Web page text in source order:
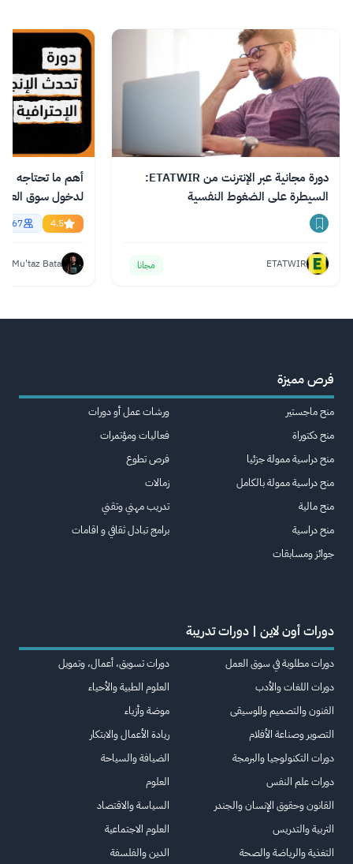
دورة مجانية عبر الإنترنت من ETATWIR:
السيطرة على الضغوط النفسية
ETATWIR مجانا
أهم ما تحتاجه من
English
4.5
Mu'taz Bata
فرص مميزة
منح ماجستير
منح دكتوراة
منح دراسية ممولة جزئيا
منح دراسية ممولة بالكامل
منح مالية
منح دراسية
جوائز ومسابقات
ورشات عمل أو دورات
فعاليات ومؤتمرات
فرص تطوع
زمالات
تدريب مهني وتقني
برامج تبادل ثقافي و اقامات
دورات أون لاين | دورات تدريبة
دورات مطلوبة في سوق العمل
دورات اللغات والأدب
الفنون والتصميم والموسيقى
التصوير وصناعة الأفلام
دورات التكنولوجيا والبرمجة
دورات علم النفس
القانون وحقوق الإنسان والجندر
التربية والتدريس
التغذية والرياضة والصحة
دورات تسويق، أعمال، وتمويل
العلوم الطبية والأحياء
موضة وأزياء
ريادة الأعمال والابتكار
الضيافة والسياحة
العلوم
السياسة والاقتصاد
العلوم الاجتماعية
الدين والفلسفة